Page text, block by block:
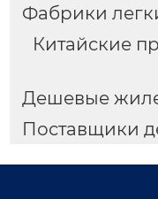
Фабрики
Китайские
Дешевые
Поставщики